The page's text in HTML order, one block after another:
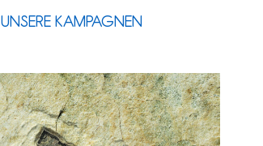
UNSERE KAMPAGNEN